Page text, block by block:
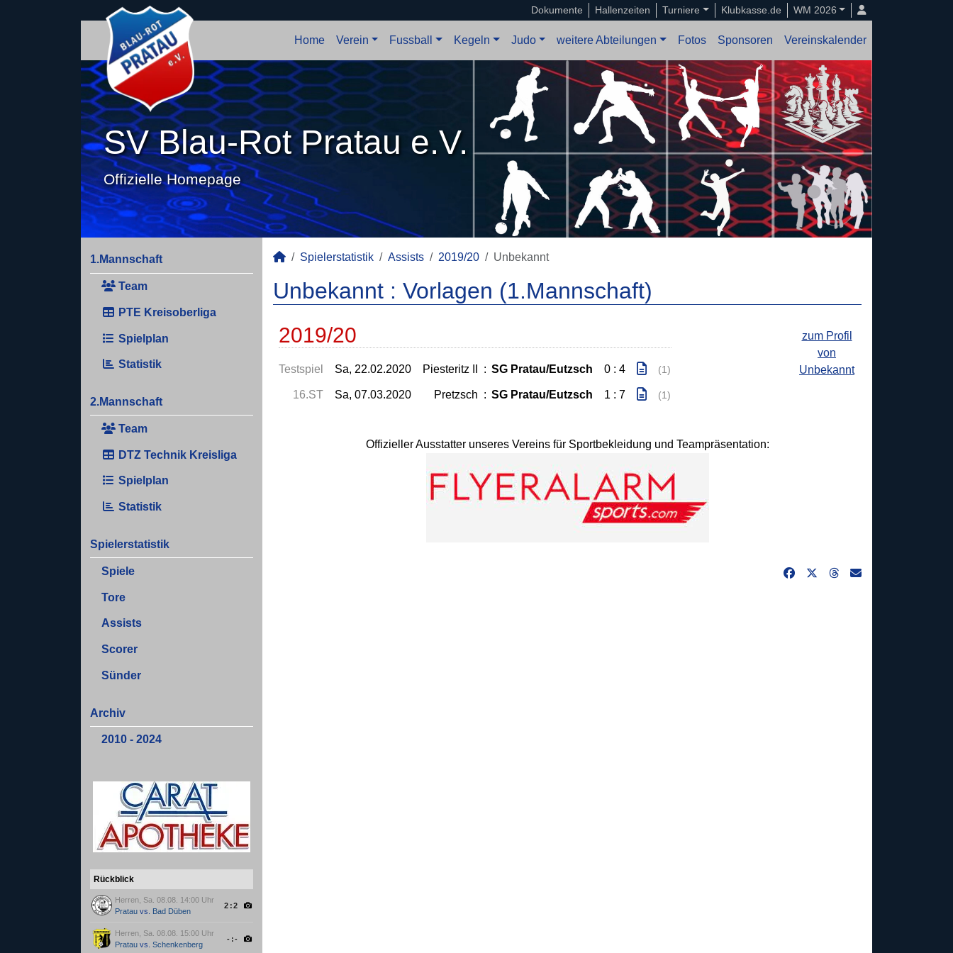
Dokumente Hallenzeiten Turniere Klubkasse.de WM 2026
Home Verein Fussball Kegeln Judo weitere Abteilungen Fotos Sponsoren Vereinskalender
SV Blau-Rot Pratau e.V.
Offizielle Homepage
1.Mannschaft
Team
PTE Kreisoberliga
Spielplan
Statistik
2.Mannschaft
Team
DTZ Technik Kreisliga
Spielplan
Statistik
Spielerstatistik
Spiele
Tore
Assists
Scorer
Sünder
Archiv
2010 - 2024
Rückblick
Herren, Sa. 08.08. 14:00 Uhr
Pratauvs. Bad Düben
2:2
Herren, Sa. 08.08. 15:00 Uhr
Pratauvs. Schenkenberg
-:-
Spielerstatistik Assists 2019/20 Unbekannt
Unbekannt : Vorlagen (1.Mannschaft)
zum Profil
von
Unbekannt
2019/20
Testspiel Sa, 22.02.2020 Piesteritz II : SG Pratau/Eutzsch 0 : 4 (1)
16.ST Sa, 07.03.2020 Pretzsch : SG Pratau/Eutzsch 1 : 7 (1)
Offizieller Ausstatter unseres Vereins für Sportbekleidung und Teampräsentation: